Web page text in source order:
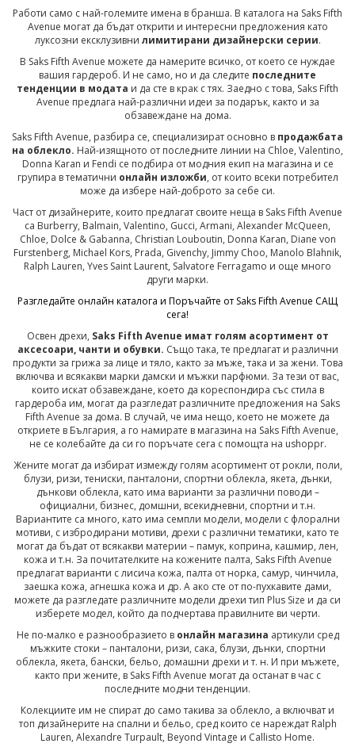
Работи само с най-големите имена в бранша. В каталога на Saks Fifth
Avenue могат да бъдат открити и интересни предложения като
луксозни ексклузивни лимитирани дизайнерски серии.
В Saks Fifth Avenue можете да намерите всичко, от което се нуждае
вашия гардероб. И не само, но и да следите последните
тенденции в модата и да сте в крак с тях. Заедно с това, Saks Fifth
Avenue предлага най-различни идеи за подарък, както и за
обзавеждане на дома.
Saks Fifth Avenue, разбира се, специализират основно в продажбата
на облекло. Най-изящното от последните линии на Chloe, Valentino,
Donna Karan и Fendi се подбира от модния екип на магазина и се
групира в тематични онлайн изложби, от които всеки потребител
може да избере най-доброто за себе си.
Част от дизайнерите, които предлагат своите неща в Saks Fifth Avenue
са Burberry, Balmain, Valentino, Gucci, Armani, Alexander McQueen,
Chloe, Dolce & Gabanna, Christian Louboutin, Donna Karan, Diane von
Furstenberg, Michael Kors, Prada, Givenchy, Jimmy Choo, Manolo Blahnik,
Ralph Lauren, Yves Saint Laurent, Salvatore Ferragamo и още много
други марки.
Разгледайте онлайн каталога и Поръчайте от Saks Fifth Avenue САЩ
сега!
Освен дрехи, Saks Fifth Avenue имат голям асортимент от
аксесоари, чанти и обувки. Също така, те предлагат и различни
продукти за грижа за лице и тяло, както за мъже, така и за жени. Това
включва и всякакви марки дамски и мъжки парфюми. За тези от вас,
които искат обзавеждане, което да кореспондира със стила в
гардероба им, могат да разгледат различните предложения на Saks
Fifth Avenue за дома. В случай, че има нещо, което не можете да
откриете в България, а го намирате в магазина на Saks Fifth Avenue,
не се колебайте да си го поръчате сега с помощта на ushoppr.
Жените могат да избират измежду голям асортимент от рокли, поли,
блузи, ризи, тениски, панталони, спортни облекла, якета, дънки,
дънкови облекла, като има варианти за различни поводи –
официални, бизнес, домшни, всекидневни, спортни и т.н.
Вариантите са много, като има семпли модели, модели с флорални
мотиви, с избродирани мотиви, дрехи с различни тематики, като те
могат да бъдат от всякакви материи – памук, коприна, кашмир, лен,
кожа и т.н. За почитателките на кожените палта, Saks Fifth Avenue
предлагат варианти с лисича кожа, палта от норка, самур, чинчила,
заешка кожа, агнешка кожа и др. А ако сте от по-пухкавите дами,
можете да разгледате различните модели дрехи тип Plus Size и да си
изберете модел, който да подчертава правилните ви черти.
Не по-малко е разнообразието в онлайн магазина артикули сред
мъжките стоки – панталони, ризи, сака, блузи, дънки, спортни
облекла, якета, бански, бельо, домашни дрехи и т. н. И при мъжете,
както при жените, в Saks Fifth Avenue могат да останат в час с
последните модни тенденции.
Колекциите им не спират до само такива за облекло, а включват и
топ дизайнерите на спални и бельо, сред които се нареждат Ralph
Lauren, Alexandre Turpault, Beyond Vintage и Callisto Home.